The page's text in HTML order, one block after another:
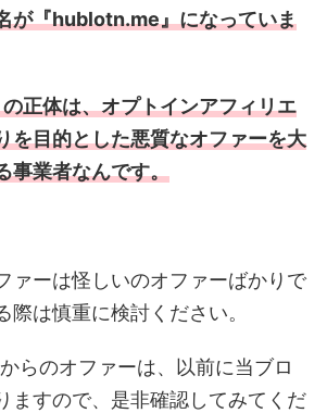
が『hublotn.me』になっていま
正体は、オプトインアフィリエ
を目的とした悪質なオファーを大
事業者なんです。
ァーは怪しいのオファーばかりで
際は慎重に検討ください。
らのオファーは、以前に当ブロ
ますので、是非確認してみてくだ